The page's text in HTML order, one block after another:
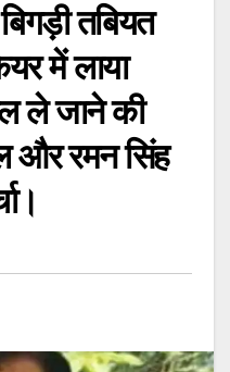
तबियत
में लाया
ले जाने की
और रमन सिंह